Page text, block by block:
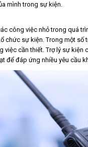
mình trong sự kiện.
công việc nhỏ trong quá
chức sự kiện. Trong một
cần thiết. Trợ lý sự
để đáp ứng nhiều yêu cầu